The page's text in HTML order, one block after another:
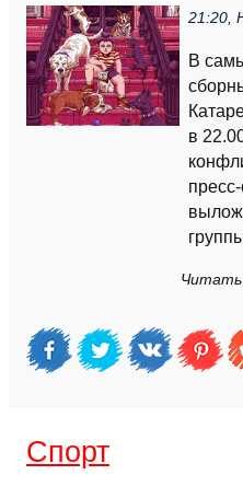
21:20,
В
в
Читать
Спорт